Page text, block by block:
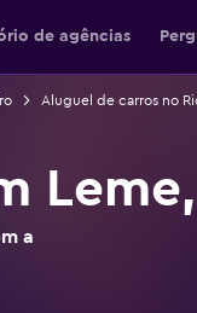
de agências
Aluguel de carros no
a